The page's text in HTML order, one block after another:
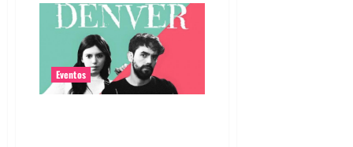
Dënver
toca
gratis
Noche
de
Colores
de
Providencia
Eventos